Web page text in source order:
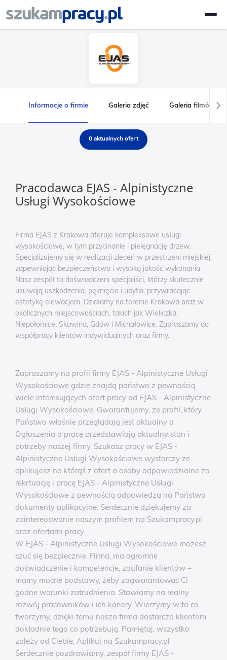
Informacje o firmie Galeria zdjęć Galeria filmów
0 aktualnych ofert
Pracodawca EJAS - Alpinistyczne
Usługi Wysokościowe
Firma EJAS z Krakowa oferuje kompleksowe usługi
wysokościowe, w tym przycinanie i pielęgnację drzew.
Specjalizujemy się w realizacji zleceń w przestrzeni miejskiej,
zapewniając bezpieczeństwo i wysoką jakość wykonania.
Nasz zespół to doświadczeni specjaliści, którzy skutecznie
usuwają uszkodzenia, pęknięcia i ubytki, przywracając
estetykę elewacjom. Działamy na terenie Krakowa oraz w
okolicznych miejscowościach, takich jak Wieliczka,
Niepołomice, Skawina, Gdów i Michałowice. Zapraszamy do
współpracy klientów indywidualnych oraz firmy.
Zapraszamy na profil firmy EJAS - Alpinistyczne Usługi
Wysokościowe gdzie znajdą państwo z pewnością
wiele interesujących ofert pracy od EJAS - Alpinistyczne
Usługi Wysokościowe. Gwarantujemy, że profil, który
Państwo właśnie przeglądają jest aktualny a
Ogłoszenia o pracę przedstawiają aktualny stan i
potrzeby naszej firmy. Szukasz pracy w EJAS -
Alpinistyczne Usługi Wysokościowe wystarczy że
aplikujesz na którąś z ofert a osoby odpowiedzialne za
rekrtuację i pracę EJAS - Alpinistyczne Usługi
Wysokościowe z pewnością odpowiedzą na Państwa
dokumenty aplikacyjne. Serdecznie dziękujemy za
zaintereoswanie naszym profilem na Szukampracy.pl
oraz ofertami pracy.
W EJAS - Alpinistyczne Usługi Wysokościowe możesz
czuć się bezpiecznie. Firma, ma ogromne
doświadczenie i kompetencje, zaufanie klientów –
mamy mocne podstawy, żeby zagwarantować Ci
godne warunki zatrudnienia. Stawiamy na realny
rozwój pracowników i ich kariery. Wierzymy w to co
tworzymy, dzięki temu nasza firma dostarcza klientom
dokładnie tego co potrzebują. Pamiętaj, wszystko
zależy od Ciebie, Aplikuj na Szukampracy.pl
Serdecznie pozdrawiamy, zespół firmy EJAS -